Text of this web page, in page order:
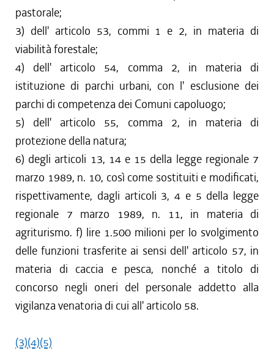
pastorale;
3) dell' articolo 53, commi 1 e 2, in materia di
viabilità forestale;
4) dell' articolo 54, comma 2, in materia di
istituzione di parchi urbani, con l' esclusione dei
parchi di competenza dei Comuni capoluogo;
5) dell' articolo 55, comma 2, in materia di
protezione della natura;
6) degli articoli 13, 14 e 15 della legge regionale 7
marzo 1989, n. 10, così come sostituiti e modificati,
rispettivamente, dagli articoli 3, 4 e 5 della legge
regionale 7 marzo 1989, n. 11, in materia di
agriturismo. f) lire 1.500 milioni per lo svolgimento
delle funzioni trasferite ai sensi dell' articolo 57, in
materia di caccia e pesca, nonché a titolo di
concorso negli oneri del personale addetto alla
vigilanza venatoria di cui all' articolo 58.
(3)(4)(5)